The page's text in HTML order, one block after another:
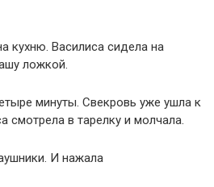
кухню. Василиса сидела на
ложкой.
минуты. Свекровь уже ушла к
смотрела в тарелку и молчала.
И нажала